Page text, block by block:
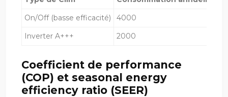
On/Off (basse efficacité)
4000
Inverter A+++
2000
Coefficient de performance
(COP) et seasonal energy
efficiency ratio (SEER)